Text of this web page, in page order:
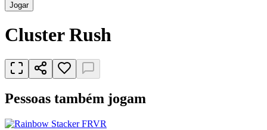
Jogar
Cluster Rush
Pessoas também jogam